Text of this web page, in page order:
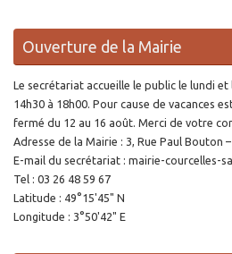
Ouverture de la Mairie
Le secrétariat accueille le public le lundi
14h30 à 18h00. Pour cause de vacances
fermé du 12 au 16 août. Merci de votre
Adresse de la Mairie : 3, Rue Paul Bouton
E-mail du secrétariat : mairie-courcelles-
Tel : 03 26 48 59 67
Latitude : 49°15'45" N
Longitude : 3°50'42" E